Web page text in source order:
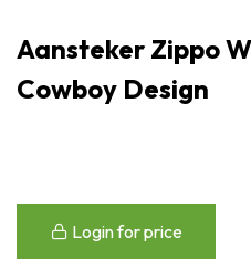
Aansteker Zippo
Cowboy Design
Login for price